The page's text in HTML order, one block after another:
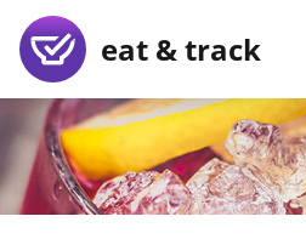
eat & track